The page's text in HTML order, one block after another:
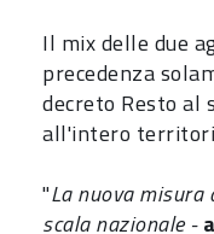
Il mix delle due
precedenza
decreto Resto al
all'intero
"La nuova misura
scala nazionale -